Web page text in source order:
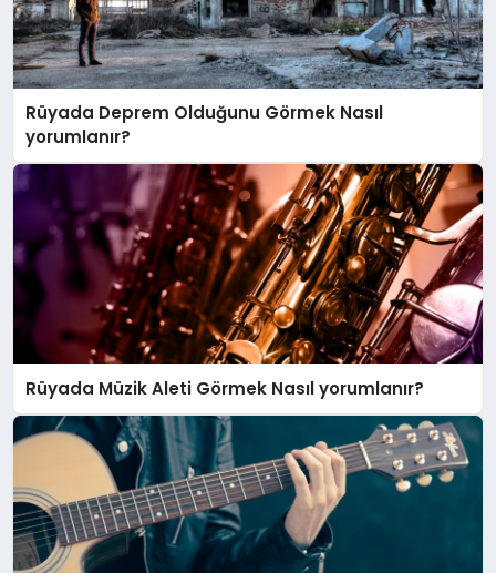
Rüyada Deprem Olduğunu Görmek Nasıl
yorumlanır?
Rüyada Müzik Aleti Görmek Nasıl yorumlanır?